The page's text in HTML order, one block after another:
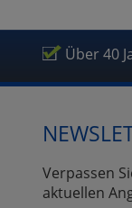
Über 40
Verpassen
aktuellen